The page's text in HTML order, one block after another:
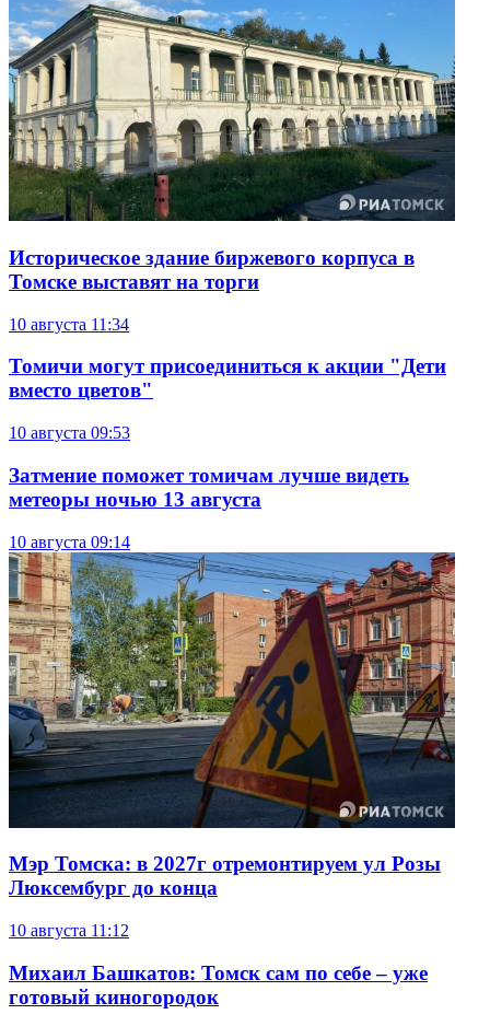
Историческое здание биржевого корпуса в
Томске выставят на торги
10 августа 11:34
Томичи могут присоединиться к акции "Дети
вместо цветов"
10 августа 09:53
Затмение поможет томичам лучше видеть
метеоры ночью 13 августа
10 августа 09:14
Мэр Томска: в 2027г отремонтируем ул Розы
Люксембург до конца
10 августа 11:12
Михаил Башкатов: Томск сам по себе – уже
готовый киногородок